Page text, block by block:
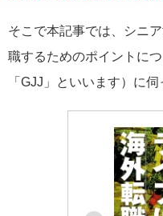
そこで本記事では、シニ
職するためのポイントに
「GJJ」といいます）に